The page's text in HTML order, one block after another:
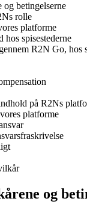
og betingelserne
rolle
platforme
hos spisestederne
R2N Go, hos
på R2Ns
platforme
og